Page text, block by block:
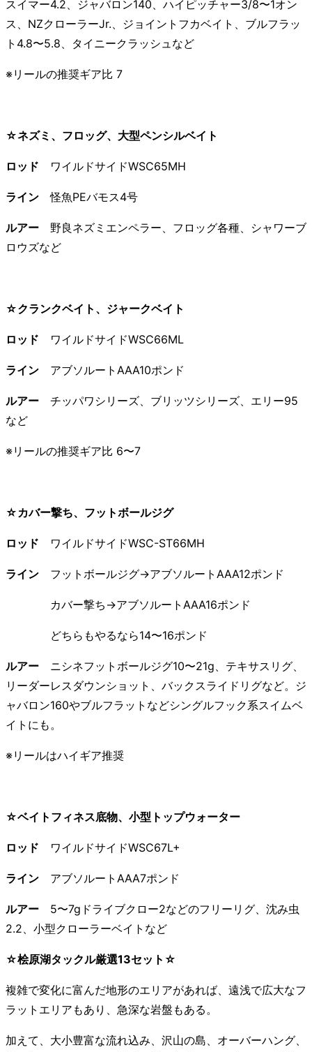
スイマー4.2、ジャバロン140、ハイピッチャー3/8〜1オン
ス、NZクローラーJr.、ジョイントフカベイト、ブルフラッ
ト4.8〜5.8、タイニークラッシュなど
※リールの推奨ギア比 7
☆ネズミ、フロッグ、大型ペンシルベイト
ロッド ワイルドサイドWSC65MH
ライン怪魚PEバモス4号
ルアー 野良ネズミエンペラー、フロッグ各種、シャワーブ
ロウズなど
☆クランクベイト、ジャークベイト
ロッド ワイルドサイドWSC66ML
ライン アブソルートAAA10ポンド
ルアー チッパワシリーズ、ブリッツシリーズ、エリー95
など
※リールの推奨ギア比 6〜7
☆カバー撃ち、フットボールジグ
ロッド ワイルドサイドWSC-ST66MH
ライン フットボールジグ→アブソルートAAA12ポンド
カバー撃ち→アブソルートAAA16ポンド
どちらもやるなら14〜16ポンド
ルアー ニシネフットボールジグ10〜21g、テキサスリグ、
リーダーレスダウンショット、バックスライドリグなど。ジ
ャバロン160やブルフラットなどシングルフック系スイムベ
イトにも。
※リールはハイギア推奨
☆ベイトフィネス底物、小型トップウォーター
ロッド ワイルドサイドWSC67L+
ライン アブソルートAAA7ポンド
ルアー 5〜7gドライブクロー2などのフリーリグ、沈み虫
2.2、小型クローラーベイトなど
☆桧原湖タックル厳選13セット☆
複雑で変化に富んだ地形のエリアがあれば、遠浅で広大なフ
ラットエリアもあり、急深な岩盤もある。
加えて、大小豊富な流れ込み、沢山の島、オーバーハング、